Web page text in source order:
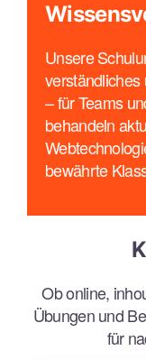
TailwindCSS
Jest
Git
HTMX
Funktionale
Software-
Unsere
– für Teams
behandeln
bewährte
Ob online,
Übungen und
für